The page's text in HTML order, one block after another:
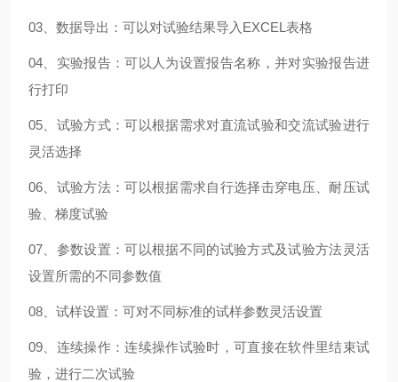
03、数据导出：可以对试验结果导入EXCEL表格
04、实验报告：可以人为设置报告名称，并对实验报告进
行打印
05、试验方式：可以根据需求对直流试验和交流试验进行
灵活选择
06、试验方法：可以根据需求自行选择击穿电压、耐压试
验、梯度试验
07、参数设置：可以根据不同的试验方式及试验方法灵活
设置所需的不同参数值
08、试样设置：可对不同标准的试样参数灵活设置
09、连续操作：连续操作试验时，可直接在软件里结束试
验，进行二次试验